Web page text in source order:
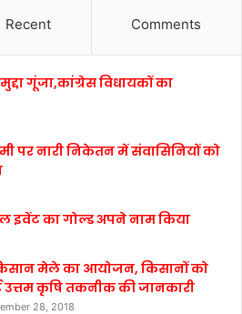
Recent Comments
गूंजा,कांग्रेस विधायकों का
पर नारी निकेतन में संवासिनियों को
इवेंट का गोल्ड अपने नाम किया
मेले का आयोजन, किसानों को
उत्तम कृषि तकनीक की जानकारी
28, 2018